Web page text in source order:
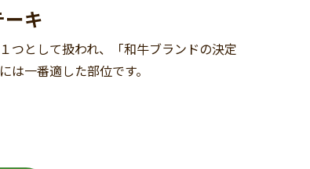
キ
つとして扱われ、「和牛ブランドの決定
一番適した部位です。